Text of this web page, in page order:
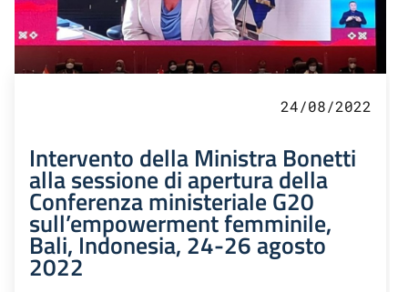
24/08/2022
Intervento della Ministra Bonetti
alla sessione di apertura della
Conferenza ministeriale G20
sull’empowerment femminile,
Bali, Indonesia, 24-26 agosto
2022